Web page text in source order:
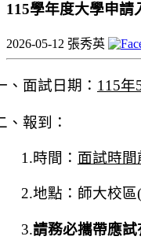
115學年度大學申請
2026-05-12 張秀英
、面試日期： 115年
、報到：
1.時間： 面試時間
2.地點：師大校區(
3.請務必攜帶應